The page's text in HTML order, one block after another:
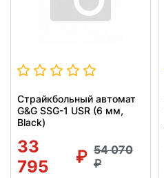
Страйкбольный автомат
G&G SSG-1 USR (6 мм,
Black)
33
795
54 070